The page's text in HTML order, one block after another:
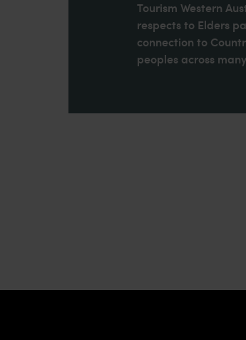
Tourism Western
respects to Elders
connection to
peoples across